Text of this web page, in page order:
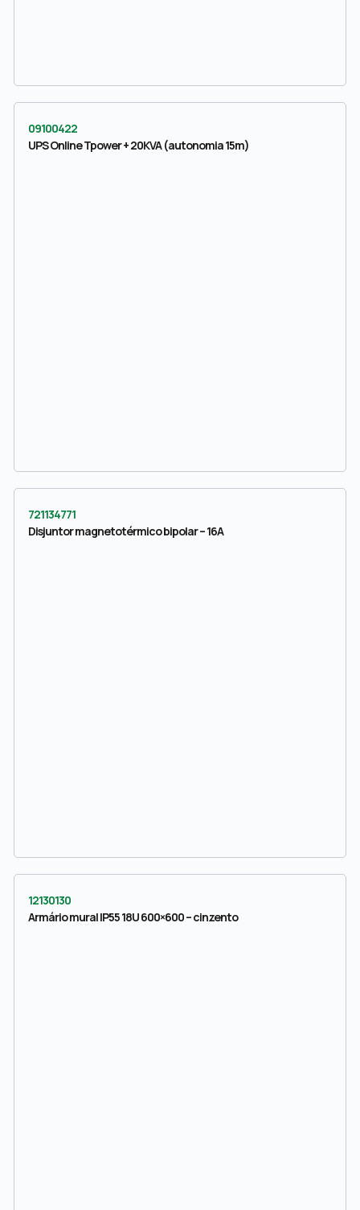
09100422
UPS Online Tpower + 20KVA (autonomia 15m)
721134771
Disjuntor magnetotérmico bipolar – 16A
12130130
Armário mural IP55 18U 600×600 – cinzento